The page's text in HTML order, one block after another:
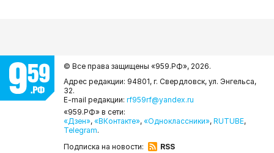
© Все права защищены «959.РФ», 2026.
Адрес редакции: 94801, г. Свердловск, ул. Энгельса,
32.
E-mail редакции: rf959rf@yandex.ru
«959.РФ» в сети:
«Дзен», «ВКонтакте», «Одноклассники», RUTUBE,
Telegram.
Подписка на новости:
RSS